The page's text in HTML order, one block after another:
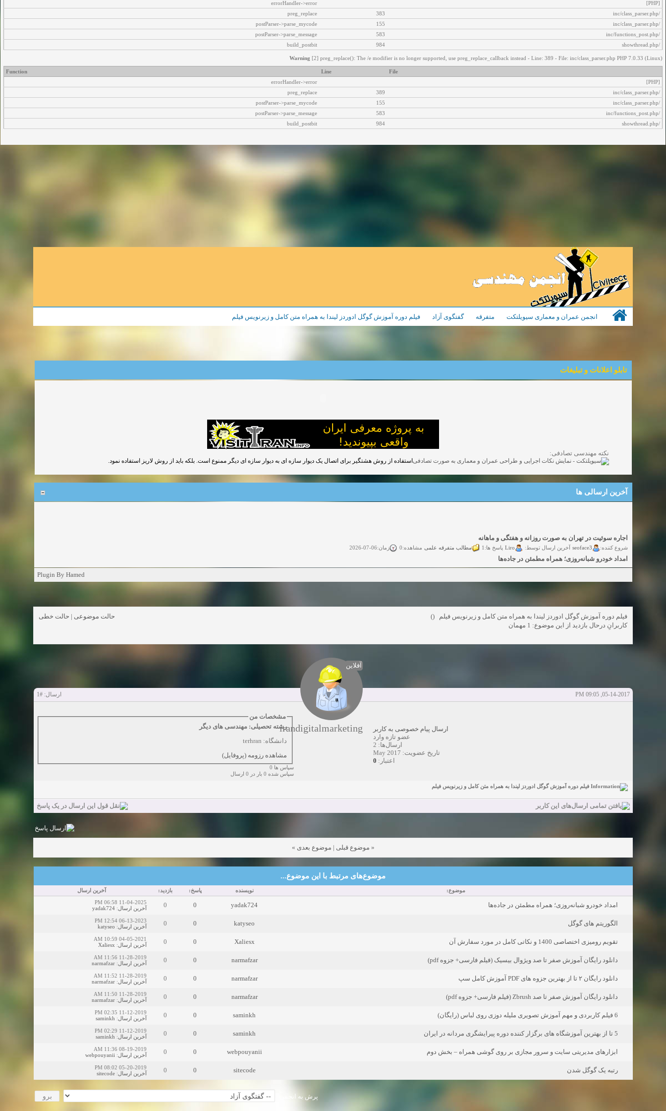
[PHP]
errorHandler->error
/inc/class_parser.php
383
preg_replace
/inc/class_parser.php
155
postParser->parse_mycode
/inc/functions_post.php
583
postParser->parse_message
/showthread.php
984
build_postbit
Warning [2] preg_replace(): The /e modifier is no longer supported, use preg_replace_callback instead - Line: 389 - File: inc/class_parser.php PHP 7.0.33 (Linux)
File
Line
Function
[PHP]
errorHandler->error
/inc/class_parser.php
389
preg_replace
/inc/class_parser.php
155
postParser->parse_mycode
/inc/functions_post.php
583
postParser->parse_message
/showthread.php
984
build_postbit
انجمن عمران و معماری سیویلتکت متفرقه گفتگوی آزاد فیلم دوره آموزش گوگل ادوردز لیندا به همراه متن کامل و زیرنویس فیلم
تابلو اعلانات و تبلیغات
نکته مهندسی تصادفی:
استفاده از روش هشتگیر برای اتصال یک دیوار سازه ای به دیوار سازه ای دیگر ممنوع است. بلکه باید از روش لاریز استفاده نمود.
آخرین ارسالی ها
اجاره سوئیت در تهران به صورت روزانه و هفتگی و ماهانه
شروع کننده: seoface3 آخرین ارسال توسط: Liro پاسخ ها:1
امداد خودرو شبانه‌روزی؛ همراه مطمئن در جاده‌ها
شروع کننده: yadak724 آخرین ارسال توسط: yadak724
شروع کننده: alimohri2 آخرین ارسال توسط: alimohri2 پاسخ ها:0 گفتگوی آزاد مشاهده:0 زمان:11-04-2025
انواع پمپ و الکتروموتور
شروع کننده: pumpy آخرین ارسال توسط: pumpy
شروع کننده: elmi.alireza70 آخرین ارسال توسط: elmi.alireza70 پاسخ ها:0 دعوت به همکاری مشاهده:0 زمان:11-11-2024
شروع کننده: elmi.alireza70 آخرین ارسال توسط: elmi.alireza70 پاسخ ها:0 دعوت به همکاری مشاهده:0 زمان:10-21-2024
Girls in your town for night - Real-life Females
دعوت به همکاری مشاهده:0 زمان:10-11-2024
Plugin By Hamed
حالت موضوعی | حالت خطی
فیلم دوره آموزش گوگل ادوردز لیندا به همراه متن کامل و زیرنویس فیلم ()
کاربرانِ درحال بازدید از این موضوع: 1 مهمان
05-14-2017, 09:05 PM ارسال:#1
آفلاین
irandigitalmarketing
ارسال پیام خصوصی به کاربر
عضو تازه وارد
ارسال‌ها: 2
تاریخ عضویت: May 2017
اعتبار: 0
مشخصات من
رشته تحصیلی: مهندسی های دیگر
دانشگاه: terhran
مشاهده رزومه (پروفایل)
سپاس ها 0
سپاس شده 0 بار در 0 ارسال
فیلم دوره آموزش گوگل ادوردز لیندا به همراه متن کامل و زیرنویس فیلم
« موضوع قبلی | موضوع بعدی »
موضوع‌های مرتبط با این موضوع...
موضوع: نویسنده پاسخ: بازدید: آخرین ارسال
امداد خودرو شبانه‌روزی؛ همراه مطمئن در جاده‌ها yadak724
0
0
11-04-2025 06:58 PM
آخرین ارسال:
yadak724
الگوریتم های گوگل katyseo
0
0
06-13-2023 12:54 PM
آخرین ارسال:
katyseo
تقویم رومیزی اختصاصی 1400 و نکاتی کامل در مورد سفارش آن Xaliesx
0
0
04-05-2021 10:59 AM
آخرین ارسال:
Xaliesx
دانلود رایگان آموزش صفر تا صد ویژوال بیسیک (فیلم فارسی+ جزوه pdf) narmafzar
0
0
11-28-2019 11:56 AM
آخرین ارسال:
narmafzar
دانلود رایگان ۲ تا از بهترین جزوه های PDF آموزش کامل سپ narmafzar
0
0
11-28-2019 11:52 AM
آخرین ارسال:
narmafzar
دانلود رایگان آموزش صفر تا صد Zbrush (فیلم فارسی+ جزوه pdf) narmafzar
0
0
11-28-2019 11:50 AM
آخرین ارسال:
narmafzar
6 فیلم کاربردی و مهم آموزش تصویری ملیله دوزی روی لباس (رایگان) saminkh
0
0
11-12-2019 02:35 PM
آخرین ارسال:
saminkh
5 تا از بهترین آموزشگاه های برگزار کننده دوره پیرایشگری مردانه در ایران saminkh
0
0
11-12-2019 02:29 PM
آخرین ارسال:
saminkh
ابزارهای مدیریتی سایت و سرور مجازی بر روی گوشی همراه – بخش دوم webpouyanii
0
0
08-19-2019 11:36 AM
آخرین ارسال:
webpouyanii
رتبه یک گوگل شدن sitecode
0
0
05-20-2019 08:02 PM
آخرین ارسال:
sitecode
پرش به انجمن: